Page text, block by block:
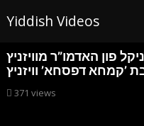
Yiddish Videos
פון האדמו”ר מוויזניץ
’קמחא דפסחא’ וויזניץ
371 views